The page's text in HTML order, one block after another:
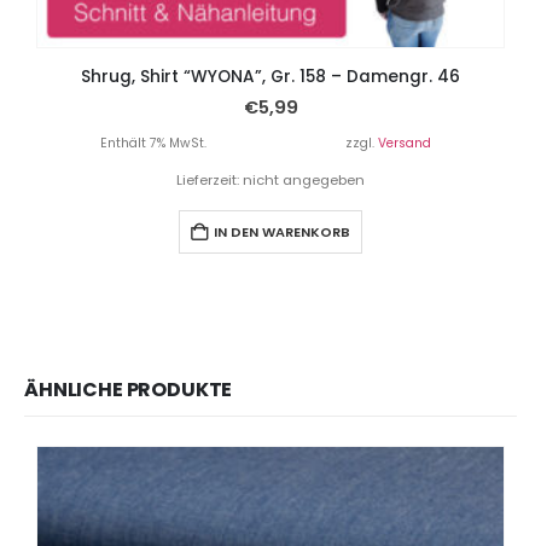
Shrug, Shirt “WYONA”, Gr. 158 – Damengr. 46
€5,99
Enthält 7% MwSt. zzgl. Versand
Lieferzeit: nicht angegeben
IN DEN WARENKORB
ÄHNLICHE PRODUKTE